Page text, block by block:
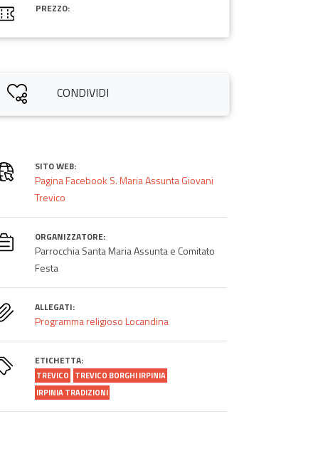
PREZZO:
CONDIVIDI
SITO WEB:
Pagina Facebook S. Maria Assunta Giovani
Trevico
ORGANIZZATORE:
Parrocchia Santa Maria Assunta e Comitato
Festa
ALLEGATI:
Programma religiosoLocandina
ETICHETTA:
TREVICO
TREVICO BORGHI IRPINIA
IRPINIA TRADIZIONI